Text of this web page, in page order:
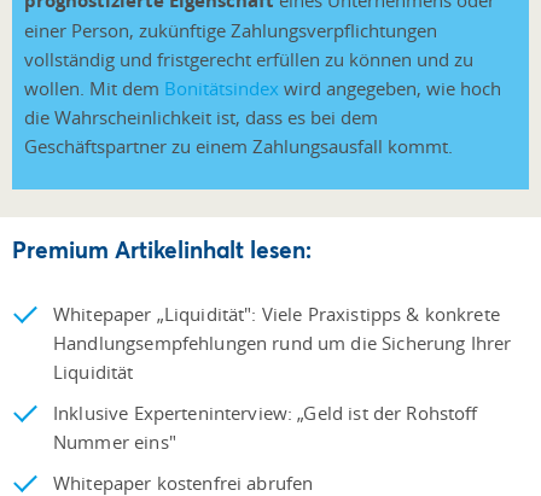
einer Person, zukünftige Zahlungsverpflichtungen
vollständig und fristgerecht erfüllen zu können und zu
wollen. Mit dem Bonitätsindex wird angegeben, wie hoch
die Wahrscheinlichkeit ist, dass es bei dem
Geschäftspartner zu einem Zahlungsausfall kommt.
Premium Artikelinhalt lesen:
Whitepaper „Liquidität": Viele Praxistipps & konkrete
Handlungsempfehlungen rund um die Sicherung Ihrer
Liquidität
Inklusive Experteninterview: „Geld ist der Rohstoff
Nummer eins"
Whitepaper kostenfrei abrufen